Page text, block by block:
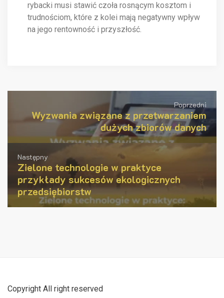
rybacki musi stawić czoła rosnącym kosztom i
trudnościom, które z kolei mają negatywny wpływ
na jego rentowność i przyszłość.
Poprzedni
Wyzwania związane z przetwarzaniem
dużych zbiorów danych
Następny
Zielone technologie w praktyce
przykłady sukcesów ekologicznych
przedsiębiorstw
Copyright All right reserved